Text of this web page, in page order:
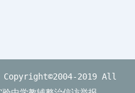
Copyright©2004-2019 All